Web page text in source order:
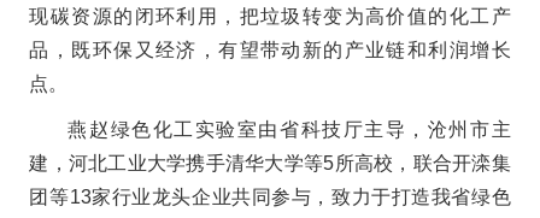
现碳资源的闭环利用，把垃圾转变为高价值的化工产
品，既环保又经济，有望带动新的产业链和利润增长
点。
燕赵绿色化工实验室由省科技厅主导，沧州市主
建，河北工业大学携手清华大学等5所高校，联合开滦集
团等13家行业龙头企业共同参与，致力于打造我省绿色